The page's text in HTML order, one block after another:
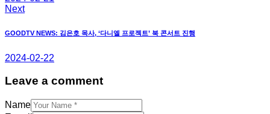
Next
GOODTV NEWS: 김은호 목사, ‘다니엘 프로젝트’ 북 콘서트 진행
2024-02-22
Leave a comment
Name